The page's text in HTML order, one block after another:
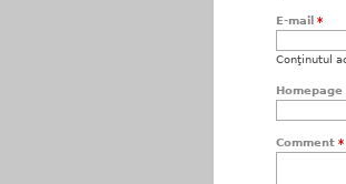
E-mail *
Conţinutul
Homepage
Comment *